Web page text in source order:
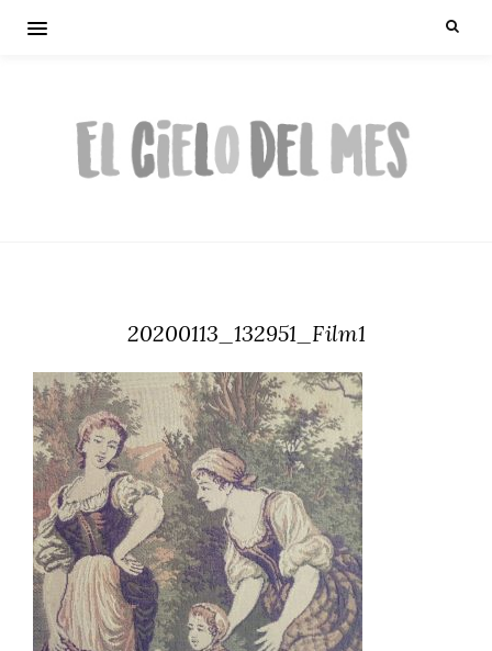
20200113_132951_Film1